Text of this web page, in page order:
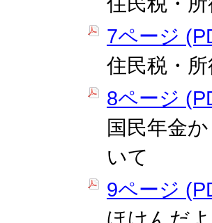
7ページ
住民税・
8ページ
国民年金
いて
9ページ